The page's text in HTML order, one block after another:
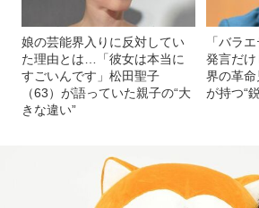
娘の芸能界入りに反対してい
た理由とは…「彼女は本当に
すごいんです」松田聖子
（63）が語っていた親子の“大
きな違い”
「バラ
発言だ
界の革
が持つ“